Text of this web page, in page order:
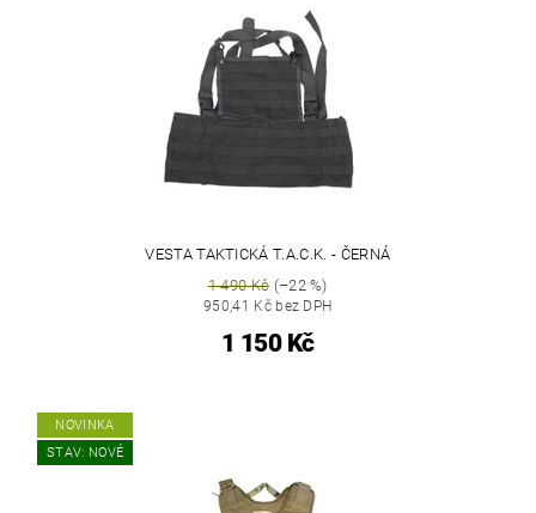
VESTA TAKTICKÁ T.A.C.K. - ČERNÁ
1 490 Kč(–22 %)
950,41 Kč bez DPH
1 150 Kč
NOVINKA
STAV: NOVÉ